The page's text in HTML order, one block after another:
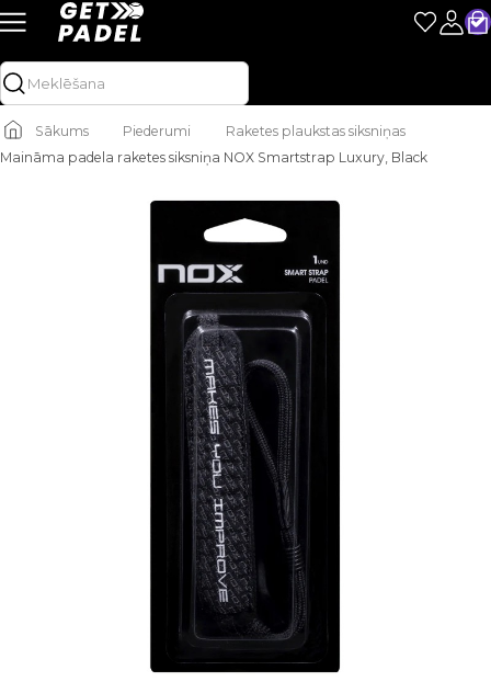
Sākums Piederumi
Raketes plaukstas siksniņas
Maināma padela raketes siksniņa NOX Smartstrap Luxury, Black